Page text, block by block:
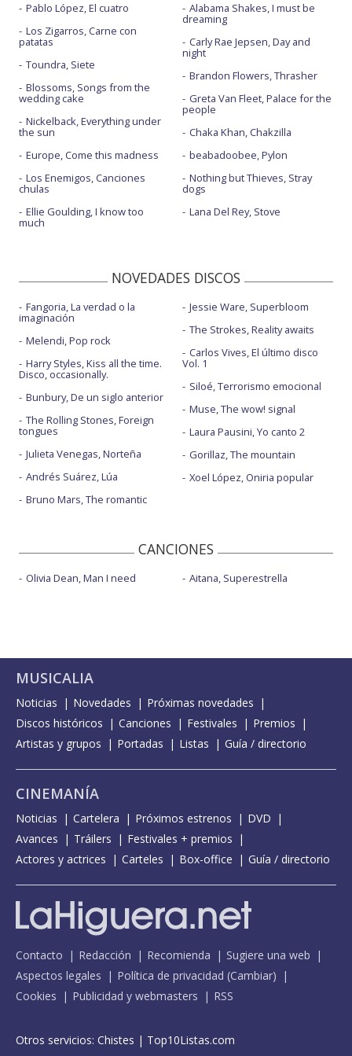
Pablo López, El cuatro
Los Zigarros, Carne con
patatas
Toundra, Siete
Blossoms, Songs from the
wedding cake
Nickelback, Everything under
the sun
Europe, Come this madness
Los Enemigos, Canciones
chulas
Ellie Goulding, I know too
much
Alabama Shakes, I must be
dreaming
Carly Rae Jepsen, Day and
night
Brandon Flowers, Thrasher
Greta Van Fleet, Palace for the
people
Chaka Khan, Chakzilla
beabadoobee, Pylon
Nothing but Thieves, Stray
dogs
Lana Del Rey, Stove
NOVEDADES DISCOS
Fangoria, La verdad o la
imaginación
Melendi, Pop rock
Harry Styles, Kiss all the time.
Disco, occasionally.
Bunbury, De un siglo anterior
The Rolling Stones, Foreign
tongues
Julieta Venegas, Norteña
Andrés Suárez, Lúa
Bruno Mars, The romantic
Jessie Ware, Superbloom
The Strokes, Reality awaits
Carlos Vives, El último disco
Vol. 1
Siloé, Terrorismo emocional
Muse, The wow! signal
Laura Pausini, Yo canto 2
Gorillaz, The mountain
Xoel López, Oniria popular
CANCIONES
Olivia Dean, Man I need Aitana, Superestrella
MUSICALIA
Noticias Novedades
Próximas novedades
Discos históricos
Canciones Festivales
Premios
Artistas y grupos
Portadas Listas Guía / directorio
CINEMANÍA
Noticias Cartelera Próximos estrenos
DVD
Avances
Tráilers
Festivales + premios
Actores y actrices
Carteles Box-office Guía / directorio
Contacto Redacción Recomienda
Sugiere una web
Aspectos legales
Política de privacidad (Cambiar)
Cookies
Publicidad y webmasters RSS
Otros servicios: Chistes | Top10Listas.com